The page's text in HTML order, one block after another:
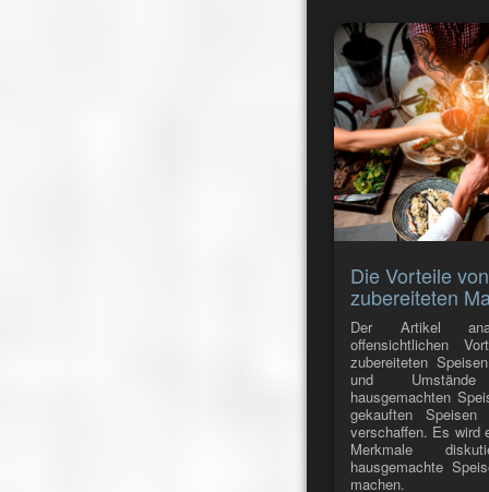
Die Vorteile
zubereiteten
Der Artikel
offensichtlichen
zubereiteten
und
hausgemachten
gekauften Speisen
verschaffen. Es wird
Merkmale
hausgemachte
machen.